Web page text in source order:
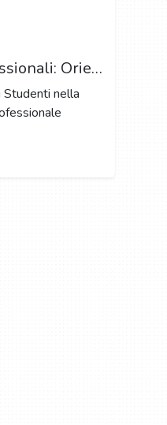
Esplorare Percorsi Professionali: Orientamento per gli Studenti nella Scelta di Majors e Future Carriere
Studenti nella